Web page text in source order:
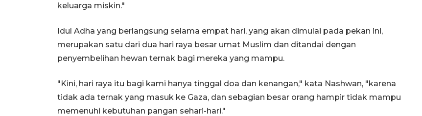
keluarga miskin."
Idul Adha yang berlangsung selama empat hari, yang akan dimulai pada pekan ini,
merupakan satu dari dua hari raya besar umat Muslim dan ditandai dengan
penyembelihan hewan ternak bagi mereka yang mampu.
"Kini, hari raya itu bagi kami hanya tinggal doa dan kenangan," kata Nashwan, "karena
tidak ada ternak yang masuk ke Gaza, dan sebagian besar orang hampir tidak mampu
memenuhi kebutuhan pangan sehari-hari."